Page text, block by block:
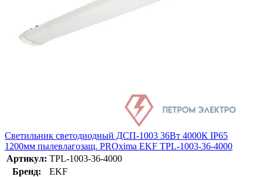
Светильник светодиодный ДСП-1003 36Вт 4000К IP65
1200мм пылевлагозащ. PROxima EKF TPL-1003-36-4000
Артикул: TPL-1003-36-4000
Бренд:
EKF